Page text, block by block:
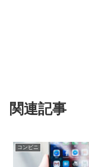
関連記事
コンビニ